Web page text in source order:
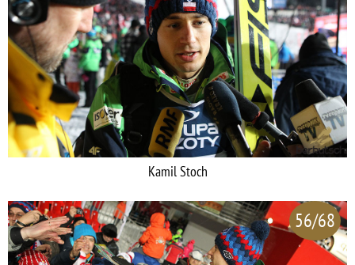
Kamil Stoch
56/68